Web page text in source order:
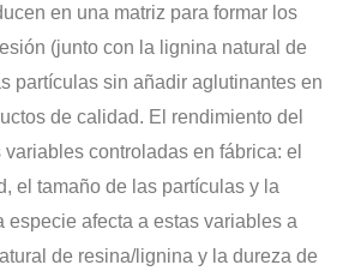
en una matriz para formar los
(junto con la lignina natural de
partículas sin añadir aglutinantes en
de calidad. El rendimiento del
controladas en fábrica: el
el tamaño de las partículas y la
especie afecta a estas variables a
de resina/lignina y la dureza de